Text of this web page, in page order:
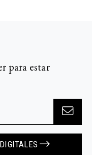
para estar